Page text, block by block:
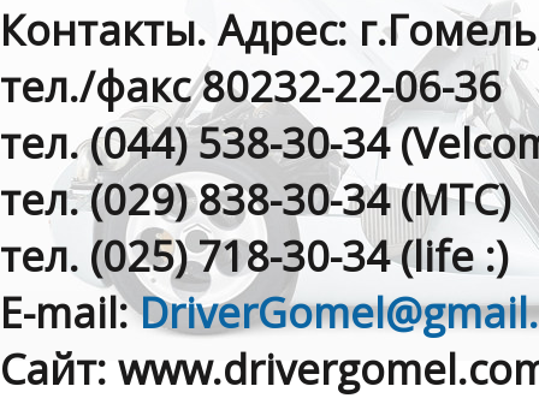
Контакты. Адрес:
тел./факс 80232-22-06-36
тел. (044) 538-30-34
тел. (029) 838-30-34 (МТС)
тел. (025) 718-30-34 (life :)
E-mail:
Сайт: